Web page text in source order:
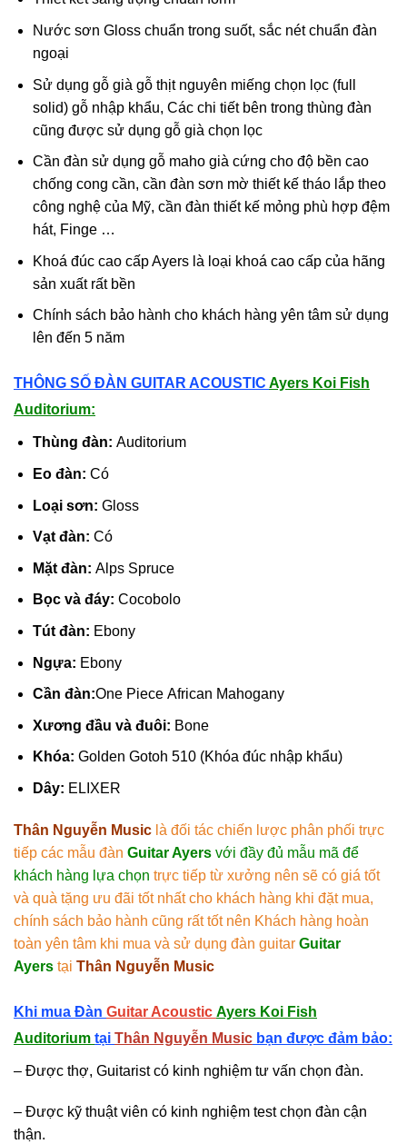
Nước sơn Gloss chuẩn trong suốt, sắc nét chuẩn đàn
ngoại
Sử dụng gỗ già gỗ thịt nguyên miếng chọn lọc (full
solid) gỗ nhập khẩu, Các chi tiết bên trong thùng đàn
cũng được sử dụng gỗ già chọn lọc
Cần đàn sử dụng gỗ maho già cứng cho độ bền cao
chống cong cần, cần đàn sơn mờ thiết kế tháo lắp theo
công nghệ của Mỹ, cần đàn thiết kế mỏng phù hợp đệm
hát, Finge …
Khoá đúc cao cấp Ayers là loại khoá cao cấp của hãng
sản xuất rất bền
Chính sách bảo hành cho khách hàng yên tâm sử dụng
lên đến 5 năm
THÔNG SỐ ĐÀN GUITAR ACOUSTIC Ayers Koi Fish
Auditorium:
Thùng đàn: Auditorium
Eo đàn: Có
Loại sơn: Gloss
Vạt đàn: Có
Mặt đàn: Alps Spruce
Bọc và đáy: Cocobolo
Tút đàn: Ebony
Ngựa: Ebony
Cần đàn:One Piece African Mahogany
Xương đầu và đuôi: Bone
Khóa: Golden Gotoh 510 (Khóa đúc nhập khẩu)
Dây: ELIXER
Thân Nguyễn Music là đối tác chiến lược phân phối trực
tiếp các mẫu đàn Guitar Ayers với đầy đủ mẫu mã để
khách hàng lựa chọn trực tiếp từ xưởng nên sẽ có giá tốt
và quà tặng ưu đãi tốt nhất cho khách hàng khi đặt mua,
chính sách bảo hành cũng rất tốt nên Khách hàng hoàn
toàn yên tâm khi mua và sử dụng đàn guitar Guitar
Ayers tại Thân Nguyễn Music
Khi mua Đàn Guitar Acoustic Ayers Koi Fish
Auditorium tại Thân Nguyễn Music bạn được đảm bảo:
– Được thợ, Guitarist có kinh nghiệm tư vấn chọn đàn.
– Được kỹ thuật viên có kinh nghiệm test chọn đàn cận
thận.